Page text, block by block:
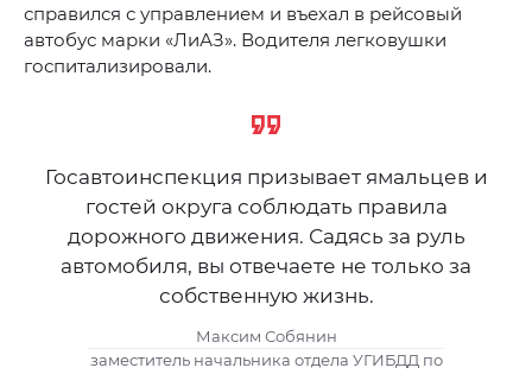
справился с управлением и въехал в рейсовый
автобус марки «ЛиАЗ». Водителя легковушки
госпитализировали.
Госавтоинспекция призывает ямальцев и
гостей округа соблюдать правила
дорожного движения. Садясь за руль
автомобиля, вы отвечаете не только за
собственную жизнь.
Максим Собянин
заместитель начальника отдела УГИБДД по